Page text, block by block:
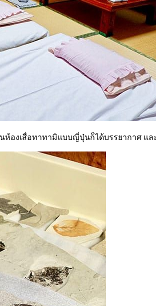
ห้องเสื่อทาทามิแบบญี่ปุ่นก็ได้บรรยากาศ แ